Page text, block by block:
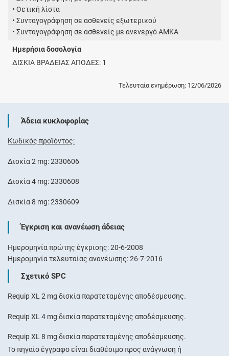
• Θετική λίστα
• Συνταγογράφηση σε ασθενείς εξωτερικού
• Συνταγογράφηση σε ασθενείς με ανενεργό ΑΜΚΑ
Ημερήσια δοσολογία
ΔΙΣΚΙΑ ΒΡΑΔΕΙΑΣ ΑΠΟΔΕΣ: 1
Τελευταία ενημέρωση: 12/06/2026
Άδεια κυκλοφορίας
Κωδικός προϊόντος:
Δισκία 2 mg: 2330606
Δισκία 4 mg: 2330608
Δισκία 8 mg: 2330609
Έγκριση και ανανέωση άδειας
Ημερομηνία πρώτης έγκρισης: 20-6-2008
Ημερομηνία τελευταίας ανανέωσης: 26-7-2016
Σχετικό SPC
Requip XL 2 mg δισκία παρατεταμένης αποδέσμευσης.
Requip XL 4 mg δισκία παρατεταμένης αποδέσμευσης.
Requip XL 8 mg δισκία παρατεταμένης αποδέσμευσης.
Το πηγαίο έγγραφο είναι διαθέσιμο προς ανάγνωση ή